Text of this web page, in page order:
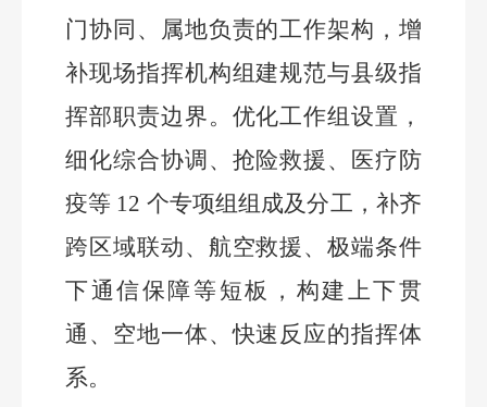
门协同、属地负责的工作架构，增
补现场指挥机构组建规范与县级指
挥部职责边界。优化工作组设置，
细化综合协调、抢险救援、医疗防
疫等 12 个专项组组成及分工，补齐
跨区域联动、航空救援、极端条件
下通信保障等短板，构建上下贯
通、空地一体、快速反应的指挥体
系。